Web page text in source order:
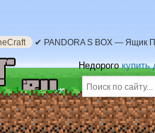
✔ PANDORA S BOX — Ящик
Недорогокупить